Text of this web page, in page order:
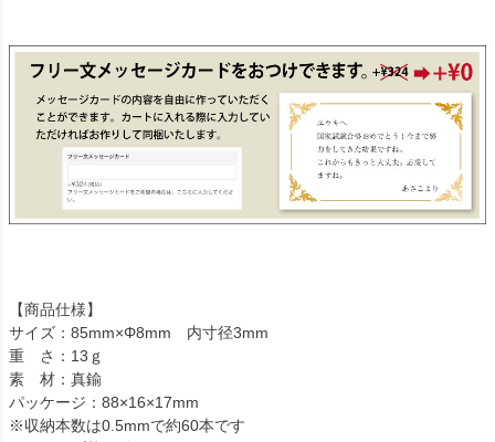
【商品仕様】
サイズ：85mm×Φ8mm 内寸径3mm
重 さ：13ｇ
素 材：真鍮
パッケージ：88×16×17mm
※収納本数は0.5mmで約60本です